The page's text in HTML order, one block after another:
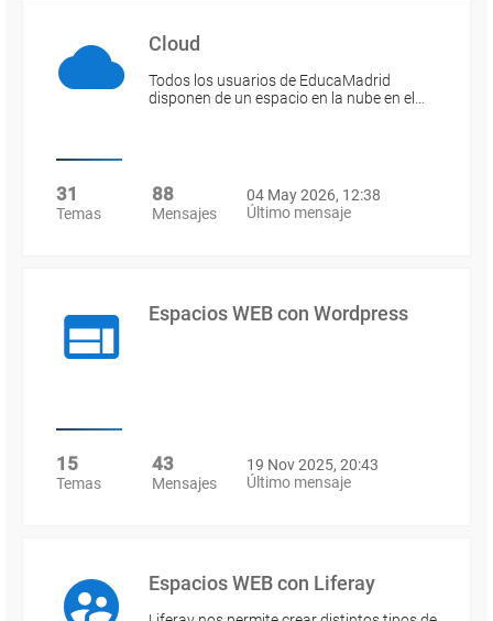
Cloud
Todos los usuarios de EducaMadrid
disponen de un espacio en la nube en el…
31
Temas
88
Mensajes
04 May 2026, 12:38
Último mensaje
Espacios WEB con Wordpress
15
Temas
43
Mensajes
19 Nov 2025, 20:43
Último mensaje
Espacios WEB con Liferay